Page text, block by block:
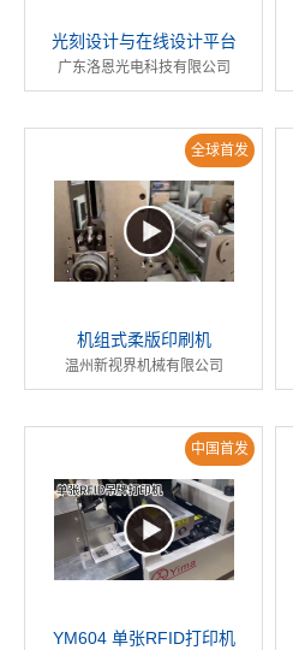
光刻设计与在线设计平台
广东洛恩光电科技有限公司
全球首发
机组式柔版印刷机
温州新视界机械有限公司
中国首发
YM604 单张RFID打印机